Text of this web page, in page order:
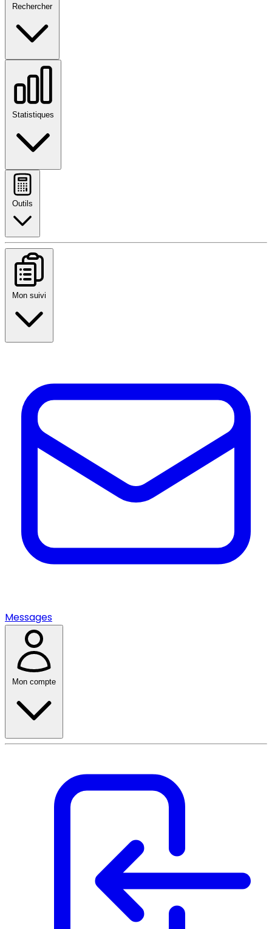
Rechercher
Statistiques
Outils
Mon suivi
Messages
Mon compte